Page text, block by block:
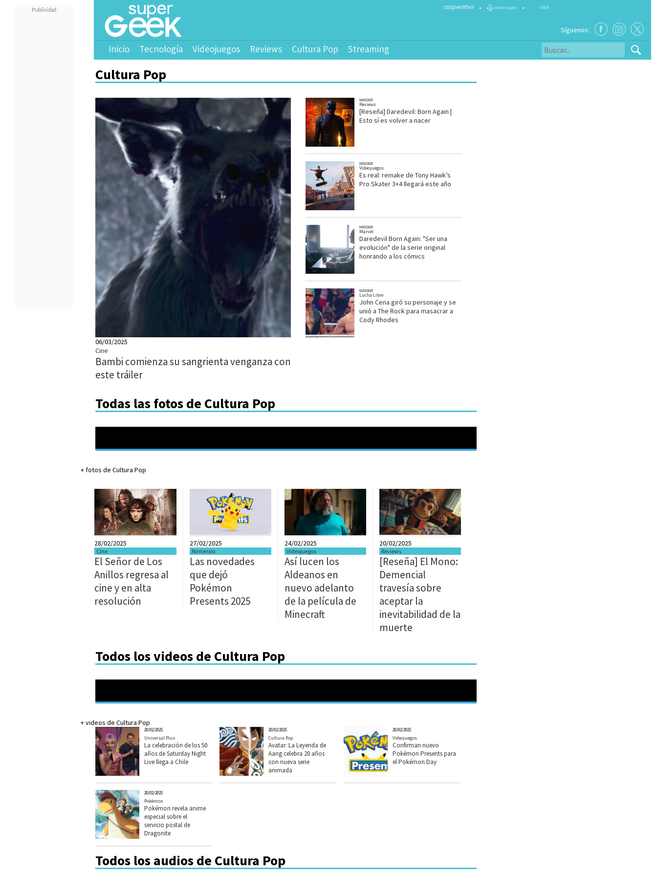
• •
Síguenos:
Inicio Tecnología Videojuegos Reviews Cultura Pop Streaming
Cultura Pop
06/03/2025
Cine
Bambi comienza su sangrienta venganza con
este tráiler
04/03/2025
Reviews
[Reseña] Daredevil: Born Again |
Esto sí es volver a nacer
04/03/2025
Videojuegos
Es real: remake de Tony Hawk’s
Pro Skater 3+4 llegará este año
04/03/2025
Marvel
Daredevil Born Again: "Ser una
evolución" de la serie original
honrando a los cómics
02/03/2025
Lucha Libre
John Cena giró su personaje y se
unió a The Rock para masacrar a
Cody Rhodes
Todas las fotos de Cultura Pop
+ fotos de Cultura Pop
28/02/2025
Cine
El Señor de Los
Anillos regresa al
cine y en alta
resolución
27/02/2025
Nintendo
Las novedades
que dejó
Pokémon
Presents 2025
24/02/2025
Videojuegos
Así lucen los
Aldeanos en
nuevo adelanto
de la película de
Minecraft
20/02/2025
Reviews
[Reseña] El Mono:
Demencial
travesía sobre
aceptar la
inevitabilidad de la
muerte
Todos los videos de Cultura Pop
+ videos de Cultura Pop
20/02/2025
Universal Plus
La celebración de los 50
años de Saturday Night
Live llega a Chile
20/02/2025
Cultura Pop
Avatar: La Leyenda de
Aang celebra 20 años
con nueva serie
animada
20/02/2025
Videojuegos
Confirman nuevo
Pokémon Presents para
el Pokémon Day
20/02/2025
Pokémon
Pokémon revela anime
especial sobre el
servicio postal de
Dragonite
Todos los audios de Cultura Pop